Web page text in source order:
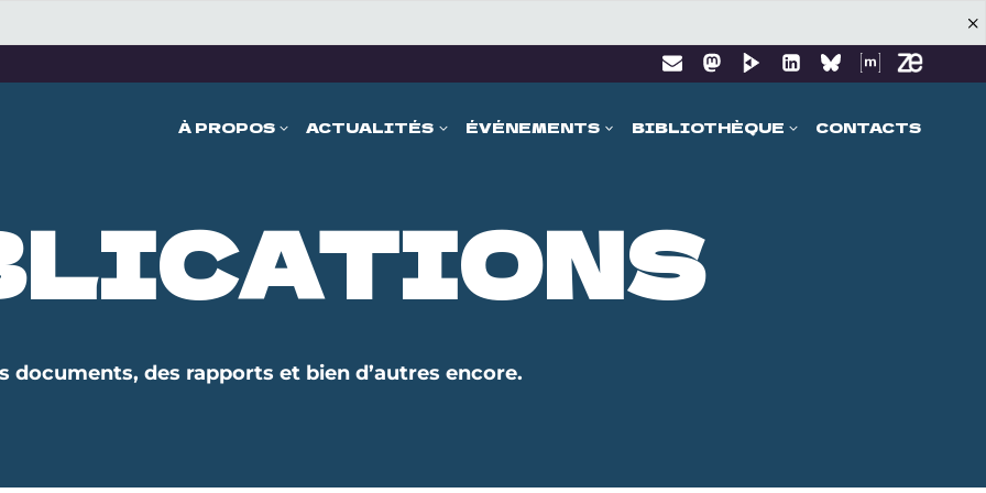
À PROPOS ACTUALITÉS ÉVÉNEMENTS BIBLIOTHÈQUE CONTACTS
documents, des rapports et bien d’autres encore.